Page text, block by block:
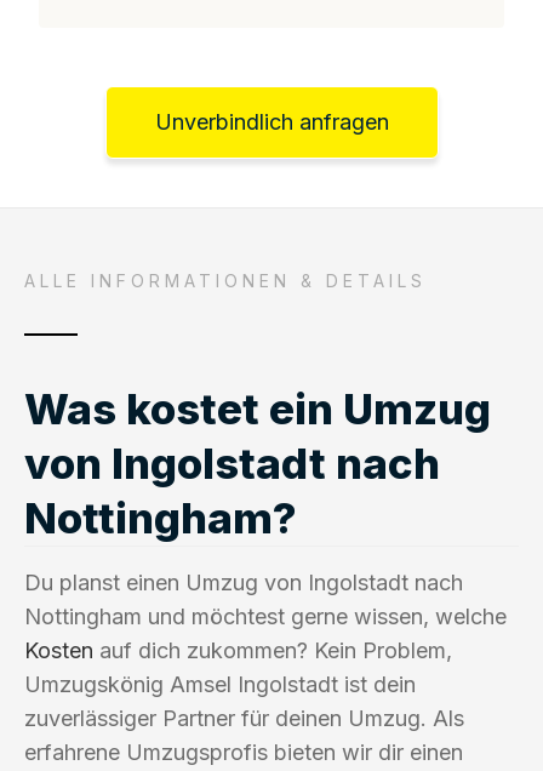
Unverbindlich anfragen
ALLE INFORMATIONEN & DETAILS
Was kostet ein Umzug
von Ingolstadt nach
Nottingham?
Du planst einen Umzug von Ingolstadt nach
Nottingham und möchtest gerne wissen, welche
Kosten auf dich zukommen? Kein Problem,
Umzugskönig Amsel Ingolstadt ist dein
zuverlässiger Partner für deinen Umzug. Als
erfahrene Umzugsprofis bieten wir dir einen